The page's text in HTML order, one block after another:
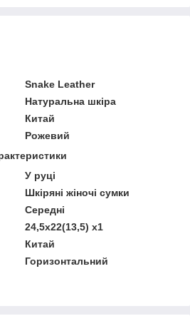
Snake Leather
Натуральна шкіра
Китай
Рожевий
У руці
Шкіряні жіночі сумки
Середні
24,5х22(13,5) х1
Китай
Горизонтальний